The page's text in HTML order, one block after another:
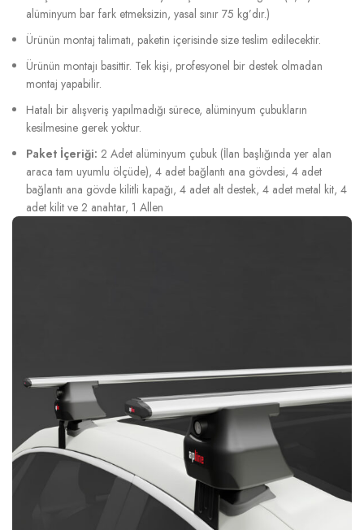
alüminyum bar fark etmeksizin, yasal sınır 75 kg’dır.)
Ürünün montaj talimatı, paketin içerisinde size teslim edilecektir.
Ürünün montajı basittir. Tek kişi, profesyonel bir destek olmadan
montaj yapabilir.
Hatalı bir alışveriş yapılmadığı sürece, alüminyum çubukların
kesilmesine gerek yoktur.
Paket İçeriği: 2 Adet alüminyum çubuk (İlan başlığında yer alan
araca tam uyumlu ölçüde), 4 adet bağlantı ana gövdesi, 4 adet
bağlantı ana gövde kilitli kapağı, 4 adet alt destek, 4 adet metal kit, 4
adet kilit ve 2 anahtar, 1 Allen